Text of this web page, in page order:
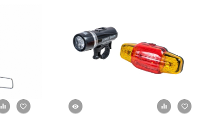
+ К сравнению
В избранное + К
просмотр